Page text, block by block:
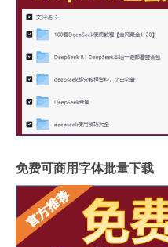
免费可商用字体批量下载